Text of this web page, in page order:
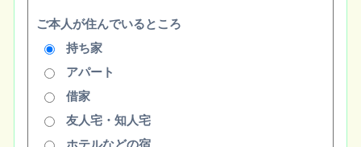
ご本人が住んでいるところ
持ち家
アパート
借家
友人宅・知人宅